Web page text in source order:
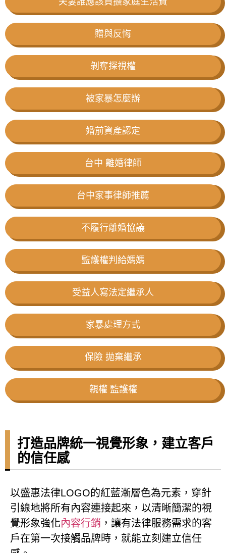
贈與反悔
剝奪探視權
被家暴怎麼辦
婚前資產認定
台中 離婚律師
台中家事律師推薦
不履行離婚協議
監護權判給媽媽
受益人寫法定繼承人
家暴處理方式
保險 拋棄繼承
親權 監護權
打造品牌統一視覺形象，建立客戶
的信任感
以盛惠法律LOGO的紅藍漸層色為元素，穿針
引線地將所有內容連接起來，以清晰簡潔的視
覺形象強化內容行銷 ，讓有法律服務需求的客
戶在第一次接觸品牌時，就能立刻建立信任